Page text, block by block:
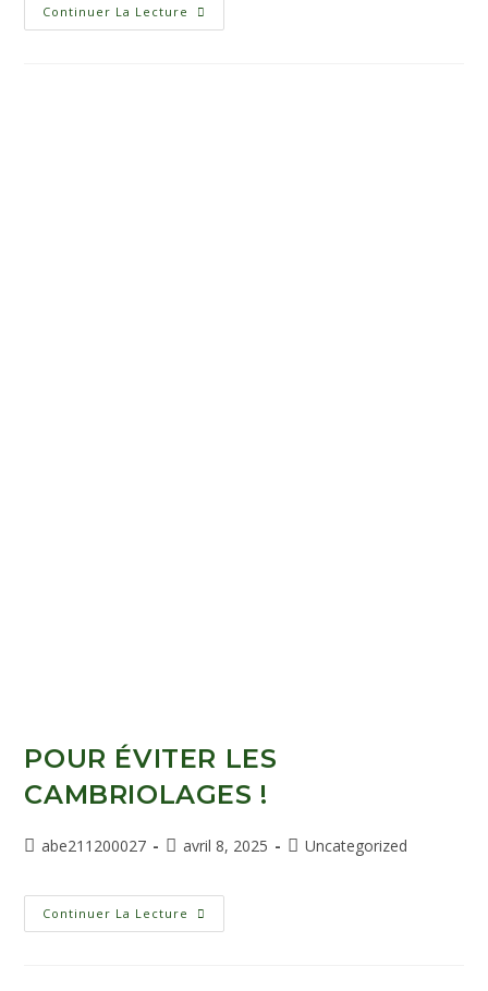
Continuer La Lecture
POUR ÉVITER LES
CAMBRIOLAGES !
abe211200027 avril 8, 2025 Uncategorized
Continuer La Lecture